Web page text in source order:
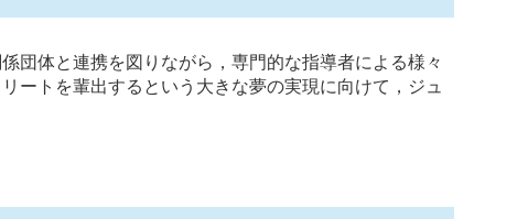
団体と連携を図りながら，専門的な指導者による様々
ートを輩出するという大きな夢の実現に向けて，ジュ